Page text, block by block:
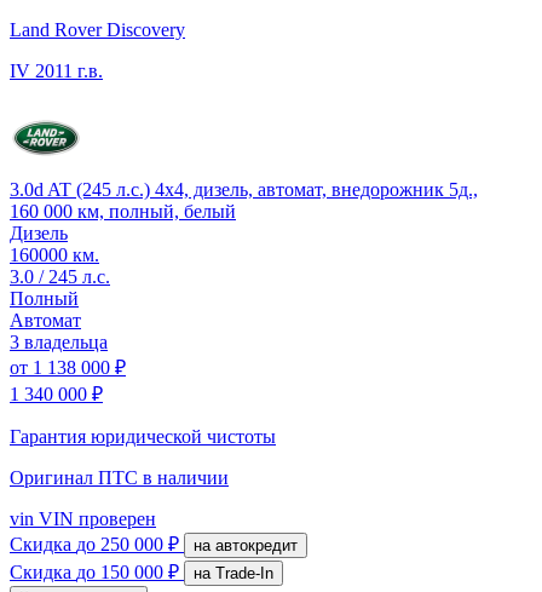
Land Rover Discovery
IV 2011 г.в.
3.0d AT (245 л.с.) 4x4, дизель, автомат, внедорожник 5д.,
160 000 км, полный, белый
Дизель
160000 км.
3.0 / 245 л.с.
Полный
Автомат
3 владельца
от 1 138 000 ₽
1 340 000 ₽
Гарантия юридической чистоты
Оригинал ПТС в наличии
vin VIN проверен
Скидка до 250 000 ₽ на автокредит
Скидка до 150 000 ₽
на Trade-In